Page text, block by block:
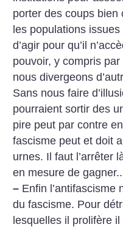
porter des coups bien
les populations
d’agir pour qu’il
pouvoir, y compris
nous divergeons
Sans nous faire
pourraient sortir des
pire peut par contre
fascisme peut et doit
urnes. Il faut l’arrêter
en mesure de
– Enfin l’antifascisme
du fascisme. Pour
lesquelles il prolifère